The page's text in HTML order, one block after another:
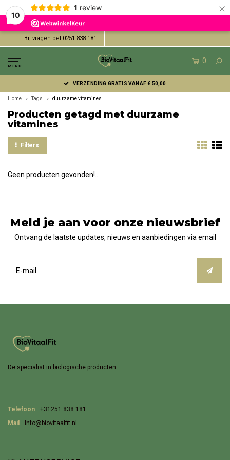
10
1 review ×
Bij vragen bel 0251 838 181
MENU
0
VERZENDING GRATIS VANAF € 50,00
Home Tags duurzame vitamines
Producten getagd met duurzame
vitamines
Filters
Geen producten gevonden!...
Meld je aan voor onze nieuwsbrief
Ontvang de laatste updates, nieuws en aanbiedingen via email
De specialist in biologische producten
Telefoon
+31251 838 181
Mail
Info@biovitaalfit.nl